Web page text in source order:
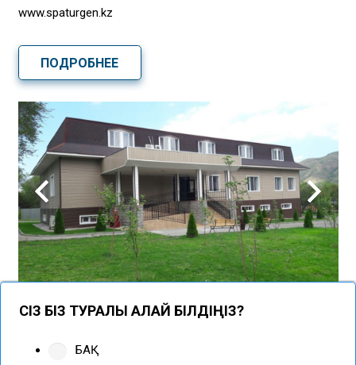
www.spaturgen.kz
ПОДРОБНЕЕ
СІЗ БІЗ ТУРАЛЫ ҚАЛАЙ БІЛДІҢІЗ?
БАҚ